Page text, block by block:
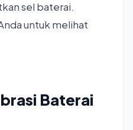
sel baterai.
untuk melihat
Baterai